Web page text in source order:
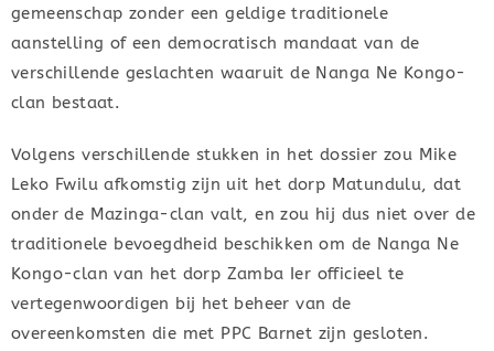
gemeenschap zonder een geldige traditionele
aanstelling of een democratisch mandaat van de
verschillende geslachten waaruit de Nanga Ne Kongo-
clan bestaat.
Volgens verschillende stukken in het dossier zou Mike
Leko Fwilu afkomstig zijn uit het dorp Matundulu, dat
onder de Mazinga-clan valt, en zou hij dus niet over de
traditionele bevoegdheid beschikken om de Nanga Ne
Kongo-clan van het dorp Zamba Ier officieel te
vertegenwoordigen bij het beheer van de
overeenkomsten die met PPC Barnet zijn gesloten.